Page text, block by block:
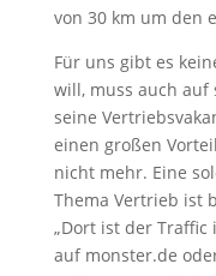
von 30 km um den
Für uns gibt es
will, muss auch
seine
einen großen
nicht mehr. Eine
Thema Vertrieb ist
„Dort ist der
auf monster.de